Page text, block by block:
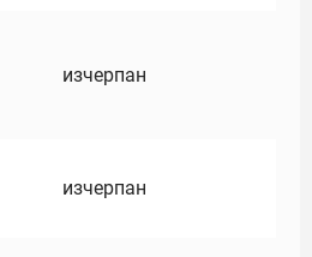
изчерпан
изчерпан